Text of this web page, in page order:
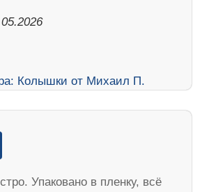
Упаковано в пленку, всё